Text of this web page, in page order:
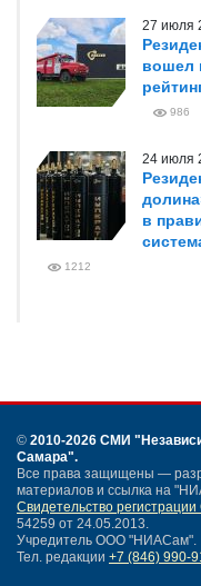
27 июля
вошел
986
24 июля
в
1212
© 2010-2026 СМИ
Самара".
Все права защищены —
материалов и ссылка на
Свидетельство
54259 от 24.05.2013.
Учредитель ООО "НИАСам".
Тел. редакции +7 (846) 990-